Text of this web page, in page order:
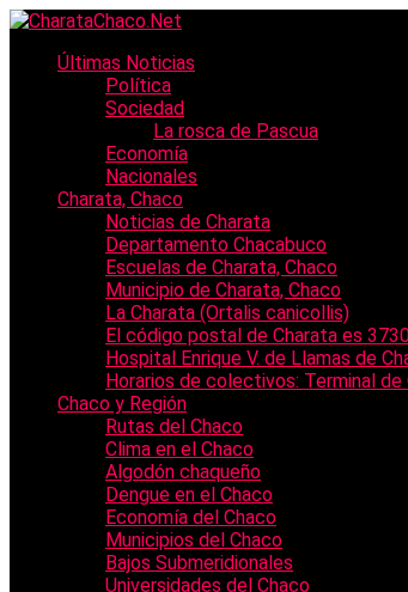
Últimas Noticias
Política
Sociedad
La rosca de Pascua
Economía
Nacionales
Charata, Chaco
Noticias de Charata
Departamento Chacabuco
Escuelas de Charata, Chaco
Municipio de Charata, Chaco
La Charata (Ortalis canicollis)
El código postal de Charata es
Hospital Enrique V. de Llamas de
Horarios de colectivos: Terminal de
Chaco y Región
Rutas del Chaco
Clima en el Chaco
Algodón chaqueño
Dengue en el Chaco
Economía del Chaco
Municipios del Chaco
Bajos Submeridionales
Universidades del Chaco